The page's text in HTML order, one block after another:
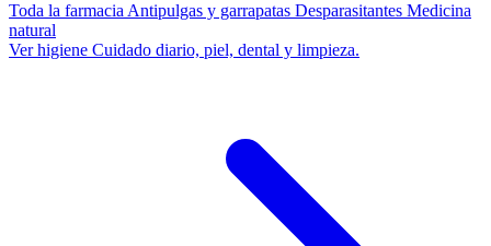
Toda la farmacia Antipulgas y garrapatas Desparasitantes Medicina
natural
Ver higiene Cuidado diario, piel, dental y limpieza.